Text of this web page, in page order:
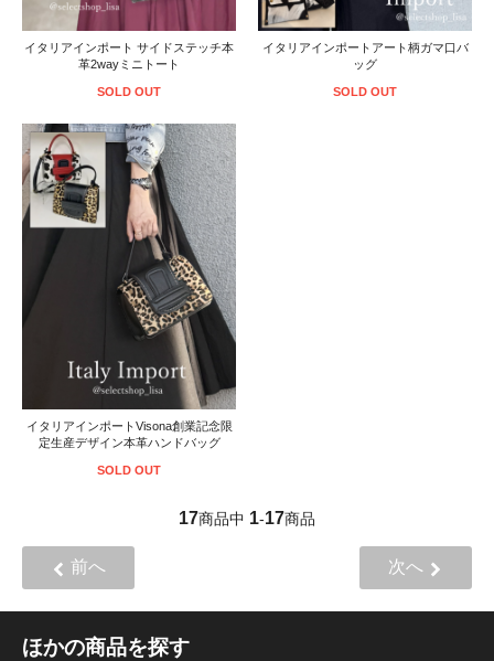
イタリアインポート サイドステッチ本
革2wayミニトート
SOLD OUT
イタリアインポートアート柄ガマ口バ
ッグ
SOLD OUT
イタリアインポートVisona創業記念限
定生産デザイン本革ハンドバッグ
SOLD OUT
17商品中 1-17商品
前へ 次へ
ほかの商品を探す